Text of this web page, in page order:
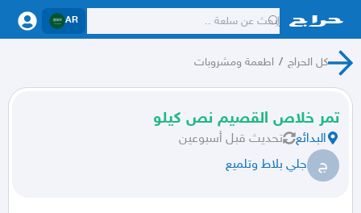
AR
كل الحراج / اطعمة ومشروبات
تمر خلاص القصيم نص كيلو
البدائع تحديث قبل أسبوعين
ج جلي بلاط وتلميع